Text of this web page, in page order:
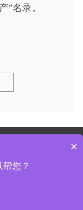
”名录。
×
您？